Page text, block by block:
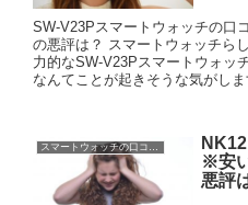
SW-V23Pスマートウォッチの口
の悪評は？ スマートウォッチら
力的なSW-V23Pスマートウォッ
なんてことが起きそうな気がしま
※安
悪評